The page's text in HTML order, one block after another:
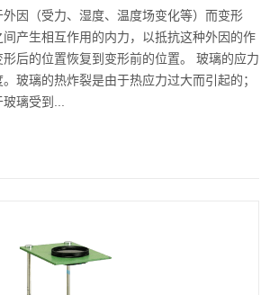
因（受力、湿度、温度场变化等）而变形
产生相互作用的内力，以抵抗这种外因的作
后的位置恢复到变形前的位置。 玻璃的应力
玻璃的热炸裂是由于热应力过大而引起的；
璃受到...